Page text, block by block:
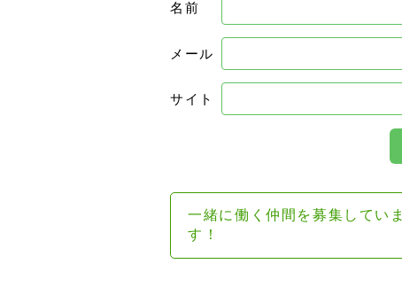
名前
メール
サイト
一緒に働く仲間を募集していま
す！